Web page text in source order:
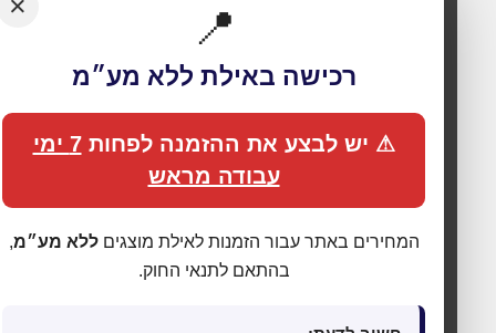
🍪 אנחנו משתמשים בעוגיות כדי לשפר את החוויה
📍
רכישה באילת ללא מע״מ
⚠ יש לבצע את ההזמנה לפחות 7 ימי
עבודה מראש
המחירים באתר עבור הזמנות לאילת מוצגיםללא מע״מ,
בהתאם לתנאי החוק.